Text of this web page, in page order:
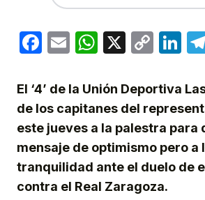
Facebook
EmailWhatsApp
X
Copy
El ‘4’ de la Unión Deportiva
de los capitanes del
este jueves a la palestra para
mensaje de optimismo pero a
tranquilidad ante el duelo de
contra el Real Zaragoza.